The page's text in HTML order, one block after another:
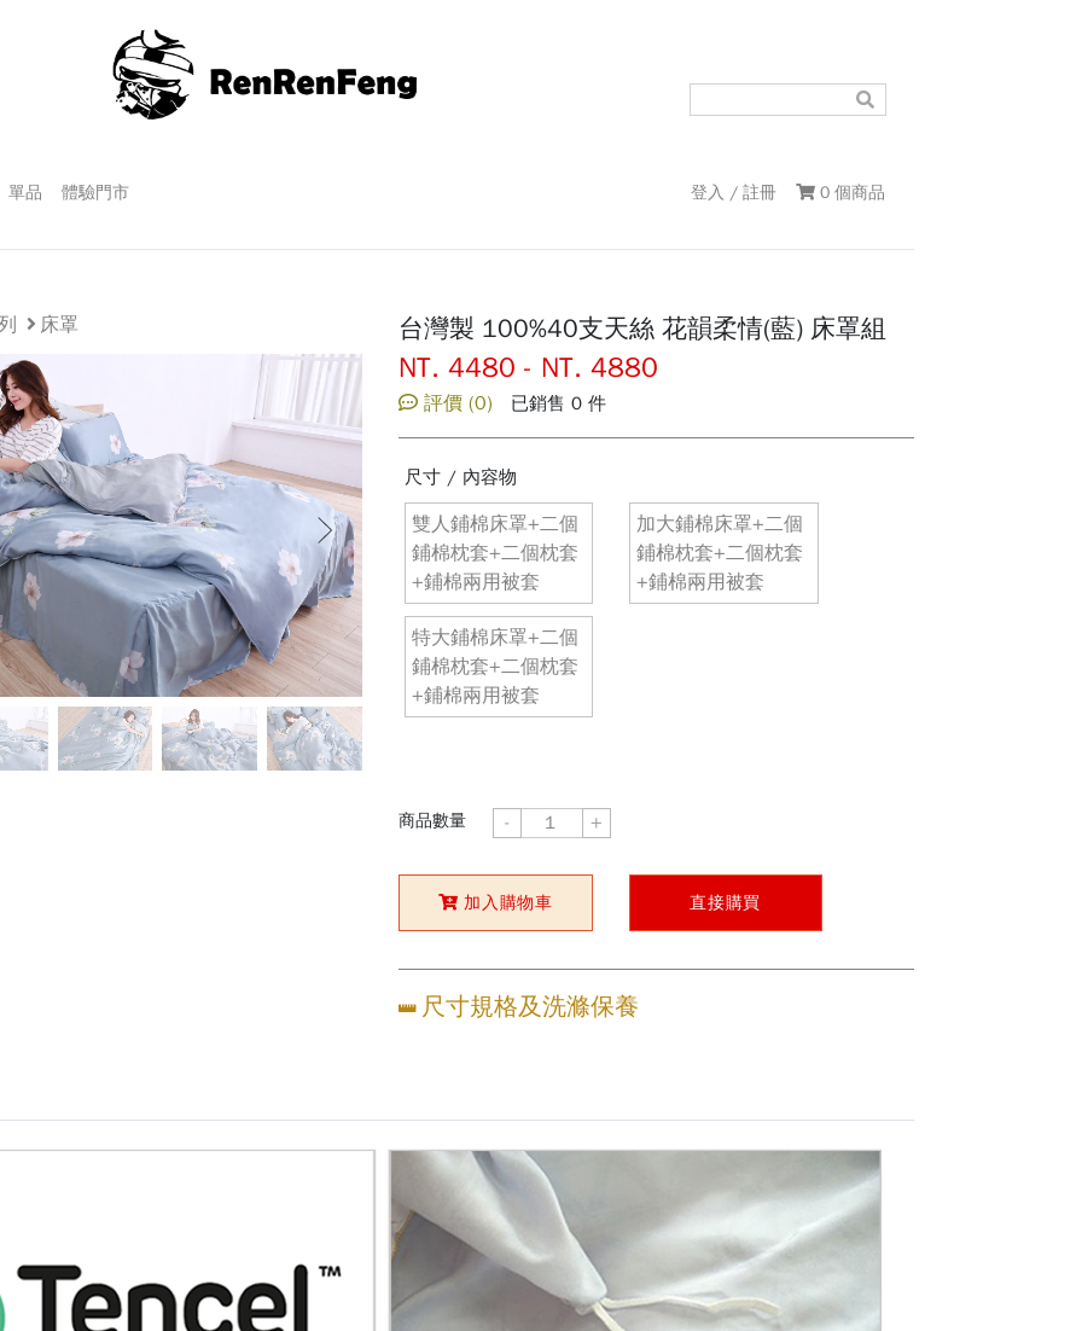
單品 體驗門市 登入 / 註冊 0 個商品
床罩 台灣製 100%40支天絲 花韻柔情(藍) 床罩組
NT. 4480 - NT. 4880
評價 (0) 已銷售 0 件
尺寸 / 內容物
雙人鋪棉床罩+二個
鋪棉枕套+二個枕套
+鋪棉兩用被套
加大鋪棉床罩+二個
鋪棉枕套+二個枕套
+鋪棉兩用被套
特大鋪棉床罩+二個
鋪棉枕套+二個枕套
+鋪棉兩用被套
商品數量 - +
加入購物車 直接購買
尺寸規格及洗滌保養